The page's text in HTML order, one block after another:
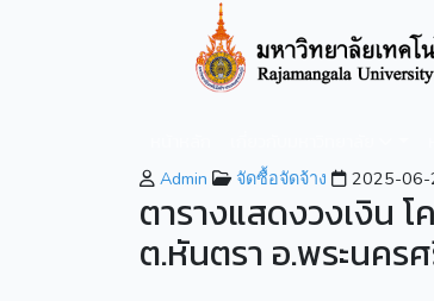
Admin จัดซื้อจัดจ้าง 2025-06-
ตารางแสดงวงเงิน
ต.หันตรา อ.พระนคร